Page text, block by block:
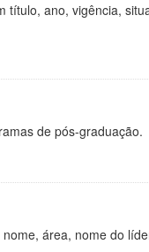
título, ano, vigência,
de pós-graduação.
área, nome do